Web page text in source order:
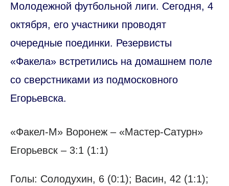
Молодежной футбольной лиги. Сегодня, 4
октября, его участники проводят
очередные поединки. Резервисты
«Факела» встретились на домашнем поле
со сверстниками из подмосковного
Егорьевска.
«Факел-М» Воронеж – «Мастер-Сатурн»
Егорьевск – 3:1 (1:1)
Голы: Солодухин, 6 (0:1); Васин, 42 (1:1);